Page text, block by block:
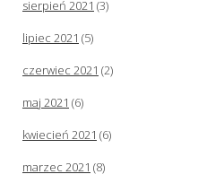
sierpień 2021 (3)
lipiec 2021 (5)
czerwiec 2021 (2)
maj 2021 (6)
kwiecień 2021 (6)
marzec 2021 (8)